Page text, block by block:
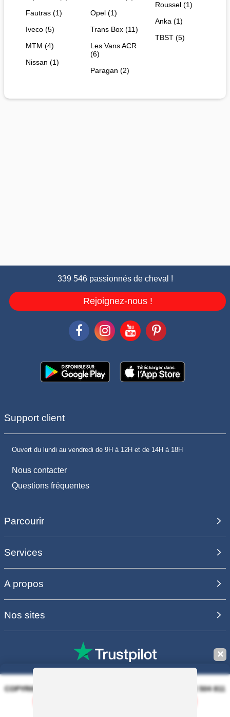
Fautras (1)
Iveco (5)
MTM (4)
Nissan (1)
Opel (1)
Trans Box (11)
Les Vans ACR
(6)
Paragan (2)
Roussel (1)
Anka (1)
TBST (5)
339 546 passionnés de cheval !
Rejoignez-nous !
Support client
Ouvert du lundi au vendredi de 9H à 12H et de 14H à 18H
Nous contacter
Questions fréquentes
Parcourir
Services
A propos
Nos sites
COPYRIGHT 2006 - 2025 - EQUIRODI SAS - R.C.S. DOLE 504 811
✕